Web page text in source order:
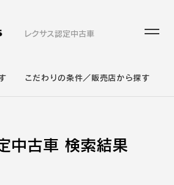
レクサス認定中古車
こだわりの条件／販売店から探す
中古車 検索結果